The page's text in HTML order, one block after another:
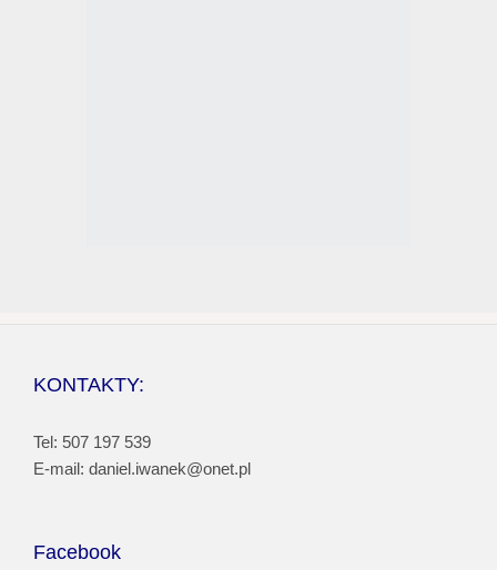
KONTAKTY:
Tel: 507 197 539
E-mail: daniel.iwanek@onet.pl
Facebook